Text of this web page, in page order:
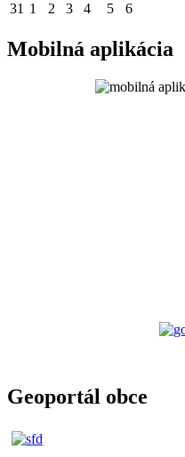
31 1 2 3 4 5 6
Mobilná aplikácia
Geoportál obce